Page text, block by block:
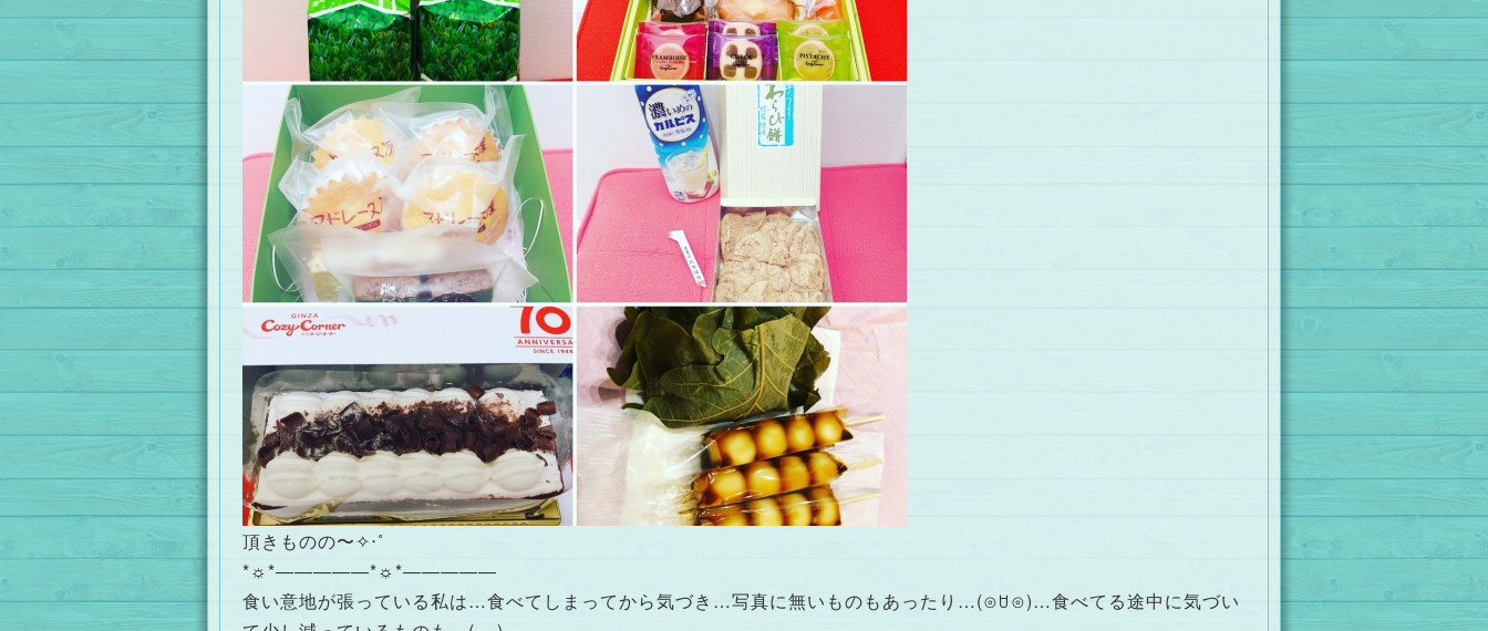
頂きものの〜✧‧˚
*☼*―――――*☼*―――――
食い意地が張っている私は…食べてしまってから気づき…写真に無いものもあったり…(⊙ꇴ⊙)…食べてる途中に気づい